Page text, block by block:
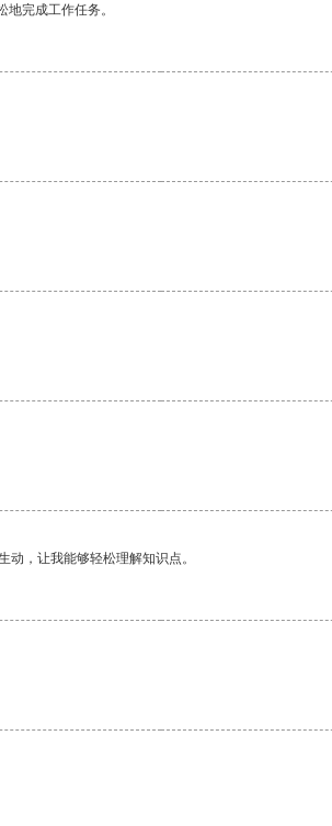
完成工作任务。
，让我能够轻松理解知识点。